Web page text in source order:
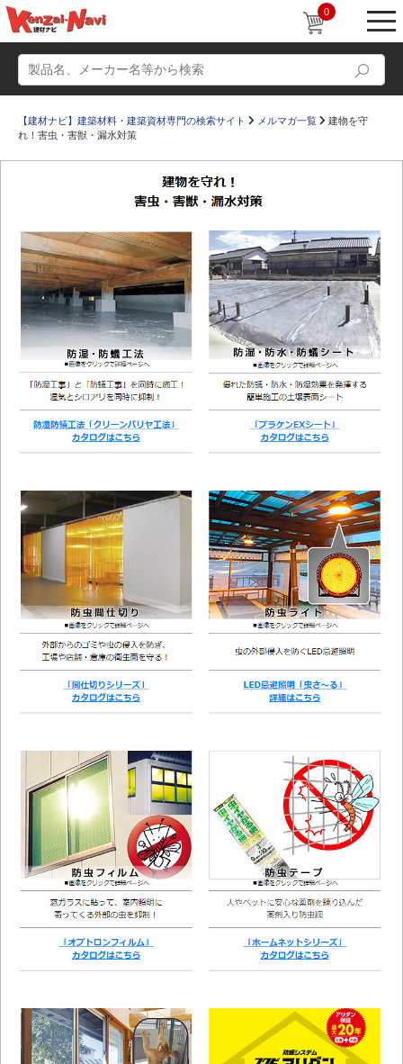
0
かたなび コラム
すまいリング 設計士インタビュー
Q＆A 販売・施工代理店募集
お気に入り
【建材ナビ】建築材料・建築資材専門の検索サイト メルマガ一覧
建物を守
れ！害虫・害獣・漏水対策